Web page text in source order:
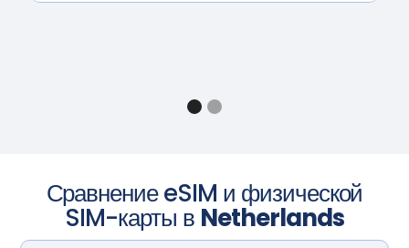
Сравнение eSIM и физической
SIM-карты в Netherlands